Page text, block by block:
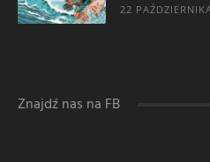
22
Znajdź nas na FB